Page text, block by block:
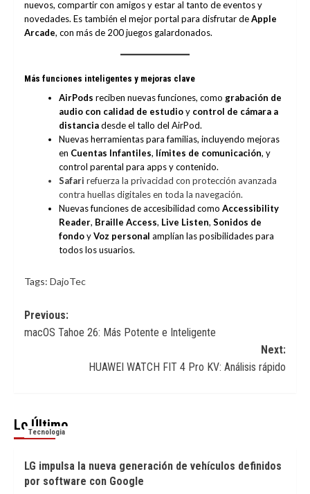
nuevos, compartir con amigos y estar al tanto de eventos y
novedades. Es también el mejor portal para disfrutar deApple
Arcade, con más de 200 juegos galardonados.
Más funciones inteligentes y mejoras clave
AirPods reciben nuevas funciones, como grabación de
audio con calidad de estudioy control de cámara a
distanciadesde el tallo del AirPod.
Nuevas herramientas para familias, incluyendo mejoras
en Cuentas Infantiles, límites de comunicación, y
control parental para apps y contenido.
Safari refuerza la privacidad con protección avanzada
contra huellas digitales en toda la navegación.
Nuevas funciones de accesibilidad como Accessibility
Reader, Braille Access, Live Listen, Sonidos de
fondoyVoz personal amplían las posibilidades para
todos los usuarios.
Tags: DajoTec
Post
navigation
Previous:
macOS Tahoe 26: Más Potente e Inteligente
Next:
HUAWEI WATCH FIT 4 Pro KV: Análisis rápido
Lo Último
Tecnologia
LG impulsa la nueva generación de vehículos definidos
por software con Google